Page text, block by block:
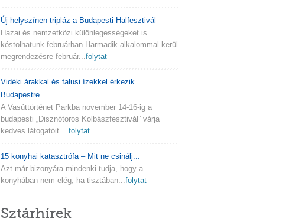
Új helyszínen tripláz a Budapesti Halfesztivál
Hazai és nemzetközi különlegességeket is
kóstolhatunk februárban Harmadik alkalommal kerül
megrendezésre február...folytat
Vidéki árakkal és falusi ízekkel érkezik
Budapestre...
A Vasúttörténet Parkba november 14-16-ig a
budapesti „Disznótoros Kolbászfesztivál” várja
kedves látogatóit....folytat
15 konyhai katasztrófa – Mit ne csinálj...
Azt már bizonyára mindenki tudja, hogy a
konyhában nem elég, ha tisztában...folytat
Sztárhírek